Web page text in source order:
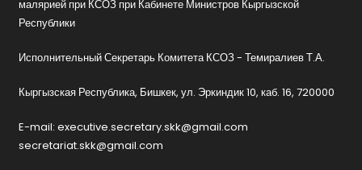
малярией при КСОЗ при Кабинете Министров Кыргызской
Республики
Исполнительный Секретарь Комитета КСОЗ - Темиралиев Т.А.
Кыргызская Республика, Бишкек, ул. Эркиндик 10, каб. 16, 720000
E-mail: executive.secretary.skk@gmail.com
secretariat.skk@gmail.com